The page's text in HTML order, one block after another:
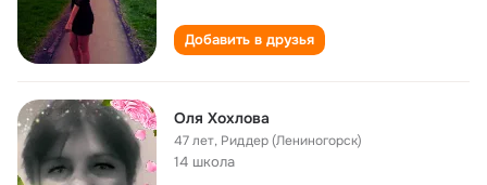
Добавить в друзья
Оля Хохлова
47 лет, Риддер (Лениногорск)
14 школа